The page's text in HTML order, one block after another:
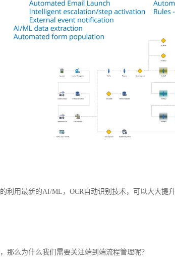
利用最新的AI/ML ， OCR自动识别技术，可以大大提
那么为什么我们需要关注端到端流程管理呢？